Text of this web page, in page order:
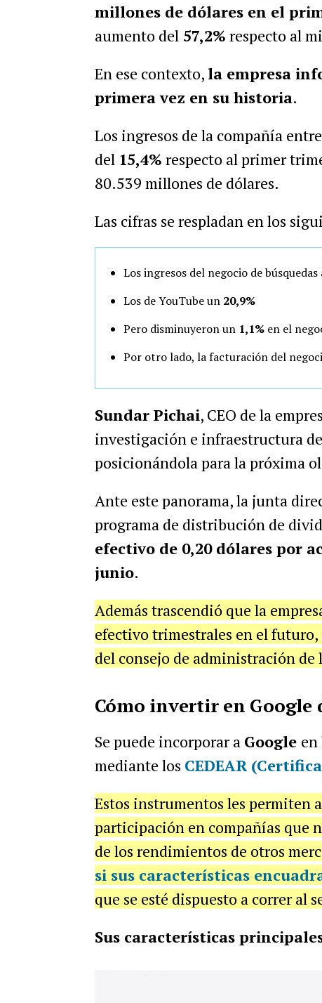
millones de dólares en el
aumento del57,2% respecto al
En ese contexto,la empresa
primera vez en su historia.
Los ingresos de la compañía
del 15,4% respecto al primer
80.539 millones de dólares.
Las cifras se respladan en los
Los ingresos del negocio de
Los de YouTube un 20,9%
Pero disminuyeron un 1,1%en el
Por otro lado, la facturación del
Sundar Pichai, CEO de la
investigación e infraestructura de
posicionándola para la próxima
Ante este panorama, la junta
programa de distribución de
efectivo de 0,20 dólares por
junio.
Además trascendió que la
efectivo trimestrales en el
del consejo de administración de
Cómo invertir en Google
Se puede incorporar a Google
mediante los CEDEAR
Estos instrumentos les permiten
participación en compañías que
de los rendimientos de otros
si sus características
que se esté dispuesto a correr al
Sus características